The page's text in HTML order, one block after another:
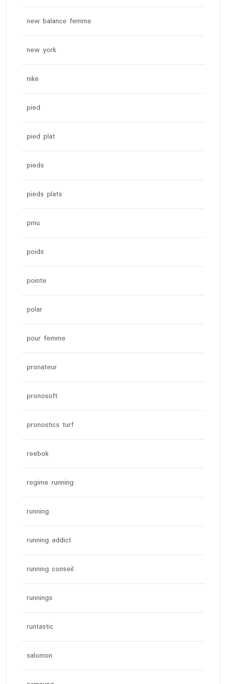
new balance femme
new york
nike
pied
pied plat
pieds
pieds plats
pmu
poids
pointe
polar
pour femme
pronateur
pronosoft
pronostics turf
reebok
regime running
running
running addict
running conseil
runnings
runtastic
salomon